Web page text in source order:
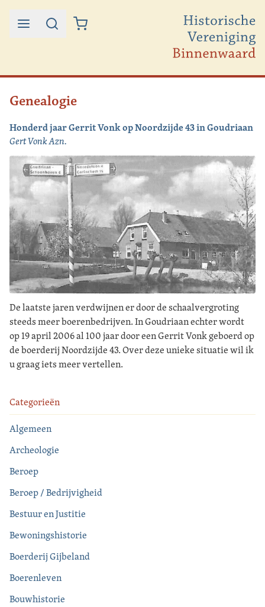
Ga naar de inhoud
Genealogie
Honderd jaar Gerrit Vonk op Noordzijde 43 in Goudriaan
Gert Vonk Azn.
De laatste jaren verdwijnen er door de schaalvergroting
steeds meer boerenbedrijven. In Goudriaan echter wordt
op 19 april 2006 al 100 jaar door een Gerrit Vonk geboerd op
de boerderij Noordzijde 43. Over deze unieke situatie wil ik
u graag iets meer vertellen.
Categorieën
Algemeen
Archeologie
Beroep
Beroep / Bedrijvigheid
Bestuur en Justitie
Bewoningshistorie
Boerderij Gijbeland
Boerenleven
Bouwhistorie